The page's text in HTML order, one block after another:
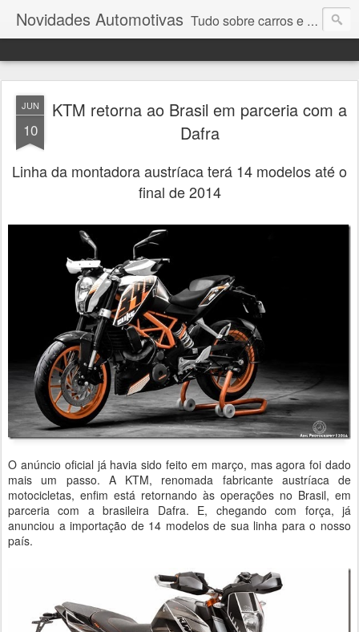
Novidades Automotivas Tudo sobre carros e motores
JUN
10
KTM retorna ao Brasil em parceria com a
Dafra
Linha da montadora austríaca terá 14 modelos até o
final de 2014
O anúncio oficial já havia sido feito em março, mas agora foi dado
mais um passo. A KTM, renomada fabricante austríaca de
motocicletas, enfim está retornando às operações no Brasil, em
parceria com a brasileira Dafra. E, chegando com força, já
anunciou a importação de 14 modelos de sua linha para o nosso
país.